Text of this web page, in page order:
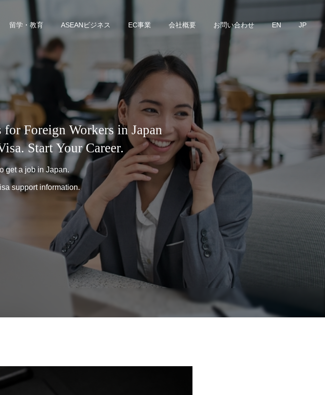
留学・教育 ASEANビジネス EC事業 会社概要 お問い合わせ EN JP
Foreign Workers in Japan
Start Your Career.
get a job in Japan.
support information.